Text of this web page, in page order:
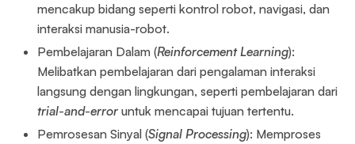
mencakup bidang seperti kontrol robot, navigasi, dan
interaksi manusia-robot.
Pembelajaran Dalam (Reinforcement Learning):
Melibatkan pembelajaran dari pengalaman interaksi
langsung dengan lingkungan, seperti pembelajaran dari
trial-and-error untuk mencapai tujuan tertentu.
Pemrosesan Sinyal (Signal Processing): Memproses